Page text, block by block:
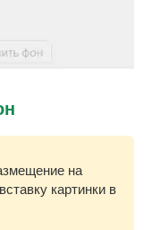
на
картинки в